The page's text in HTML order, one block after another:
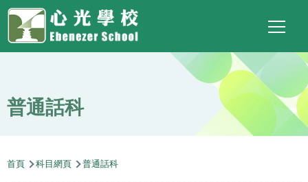
移至主內容
Top
Social
Link
Language
switcher
Main
navigation
普通話科
導
首頁 科目網頁 普通話科